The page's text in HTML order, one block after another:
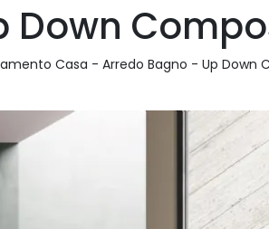
Casa - Arredo Bagno - Up Down